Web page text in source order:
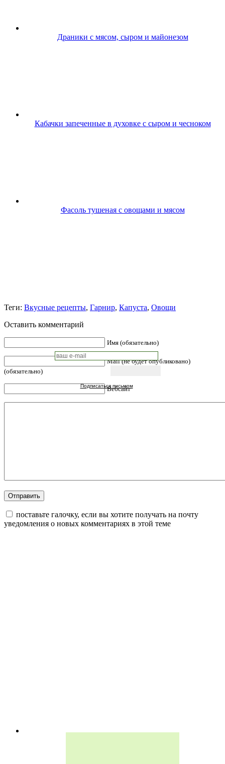
Драники с мясом, сыром и майонезом
Кабачки запеченные в духовке с сыром и чесноком
Фасоль тушеная с овощами и мясом
Подписаться письмом
Теги: Вкусные рецепты, Гарнир, Капуста, Овощи
Оставить комментарий
Имя (обязательно)
Mail (не будет опубликовано)
(обязательно)
Вебсайт
поставьте галочку, если вы хотите получать на почту
уведомления о новых комментариях в этой теме